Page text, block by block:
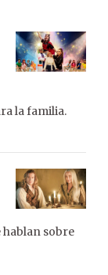
la familia.
hablan sobre